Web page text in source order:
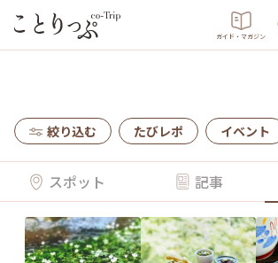
ガイド・マガジン
絞り込む たびレポ イベント
スポット 記事